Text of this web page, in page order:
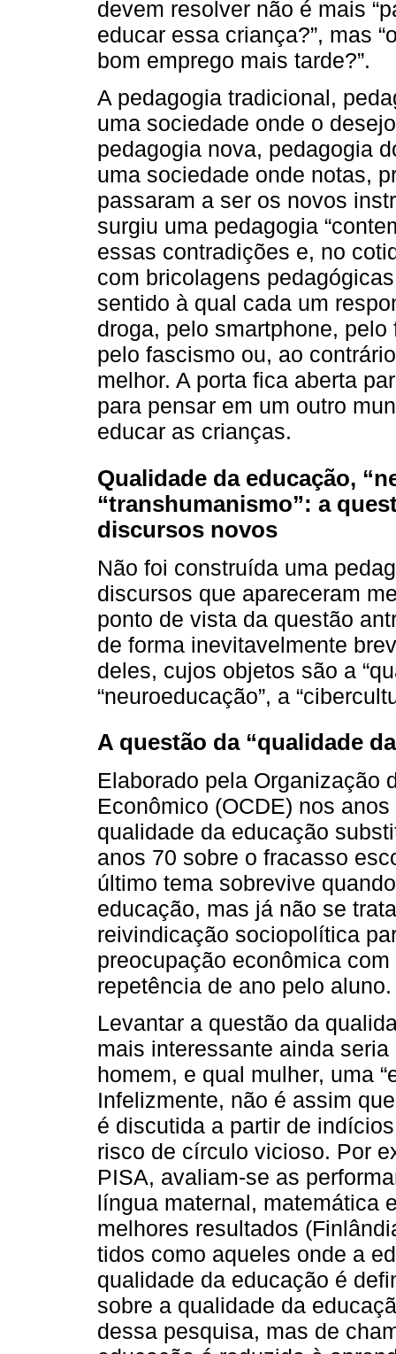
devem resolver não é mais
educar essa criança?”, mas
bom emprego mais tarde?”.
A pedagogia tradicional,
uma sociedade onde o
pedagogia nova, pedagogia
uma sociedade onde notas,
passaram a ser os novos
surgiu uma pedagogia
essas contradições e, no
com bricolagens
sentido à qual cada um
droga, pelo smartphone,
pelo fascismo ou, ao
melhor. A porta fica aberta
para pensar em um outro
educar as crianças.
Qualidade da educação,
“transhumanismo”: a
discursos novos
Não foi construída uma
discursos que apareceram
ponto de vista da questão
de forma inevitavelmente
deles, cujos objetos são a
“neuroeducação”, a
A questão da “qualidade
Elaborado pela Organização
Econômico (OCDE) nos
qualidade da educação
anos 70 sobre o fracasso
último tema sobrevive
educação, mas já não se
reivindicação sociopolítica
preocupação econômica
repetência de ano pelo aluno.
Levantar a questão da
mais interessante ainda
homem, e qual mulher, uma
Infelizmente, não é assim
é discutida a partir de
risco de círculo vicioso. Por
PISA, avaliam-se as
língua maternal, matemática
melhores resultados
tidos como aqueles onde a
qualidade da educação é
sobre a qualidade da
dessa pesquisa, mas de